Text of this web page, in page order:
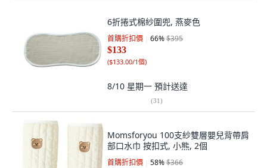
6折捲式棉紗圍兜, 燕麥色
首購折扣價 66%$395
$133
($133.00/1個)
8/10 星期一 預計送達
(31)
Momsforyou 100支紗雙層嬰兒背帶肩
部口水巾 按扣式, 小熊, 2個
首購折扣價 58%$366